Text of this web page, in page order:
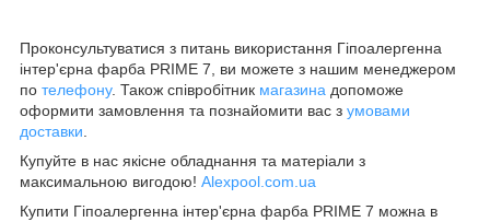
Проконсультуватися з питань використання Гіпоалергенна
інтер'єрна фарба PRIME 7, ви можете з нашим менеджером
по телефону. Також співробітник магазина допоможе
оформити замовлення та познайомити вас з умовами
доставки
Купуйте в нас якісне обладнання та матеріали з
максимальною вигодою! Alexpool.com.ua
Купити Гіпоалергенна інтер'єрна фарба PRIME 7 можна в